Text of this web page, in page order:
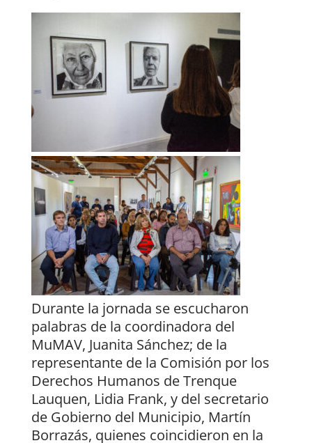
Durante la jornada se escucharon
palabras de la coordinadora del
MuMAV, Juanita Sánchez; de la
representante de la Comisión por los
Derechos Humanos de Trenque
Lauquen, Lidia Frank, y del secretario
de Gobierno del Municipio, Martín
Borrazás, quienes coincidieron en la